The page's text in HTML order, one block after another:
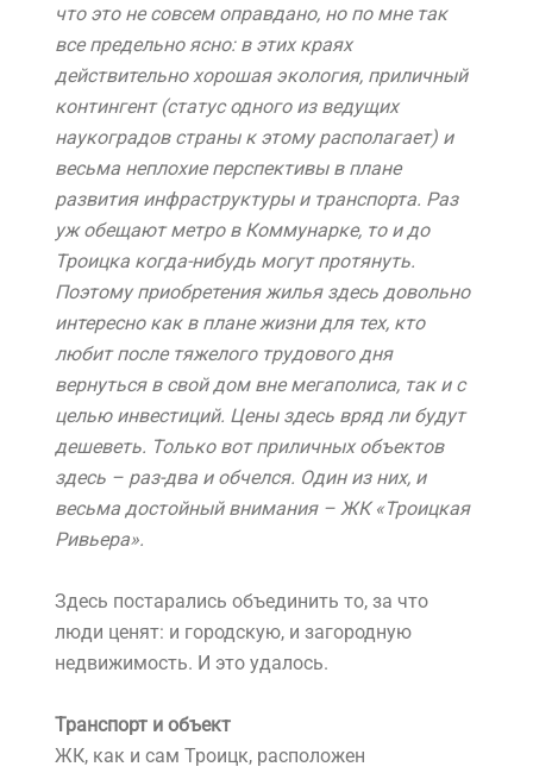
что это не совсем оправдано, но по мне так
все предельно ясно: в этих краях
действительно хорошая экология, приличный
контингент (статус одного из ведущих
наукоградов страны к этому располагает) и
весьма неплохие перспективы в плане
развития инфраструктуры и транспорта. Раз
уж обещают метро в Коммунарке, то и до
Троицка когда-нибудь могут протянуть.
Поэтому приобретения жилья здесь довольно
интересно как в плане жизни для тех, кто
любит после тяжелого трудового дня
вернуться в свой дом вне мегаполиса, так и с
целью инвестиций. Цены здесь вряд ли будут
дешеветь. Только вот приличных объектов
здесь – раз-два и обчелся. Один из них, и
весьма достойный внимания – ЖК «Троицкая
Ривьера».
Здесь постарались объединить то, за что
люди ценят: и городскую, и загородную
недвижимость. И это удалось.
Транспорт и объект
ЖК, как и сам Троицк, расположен